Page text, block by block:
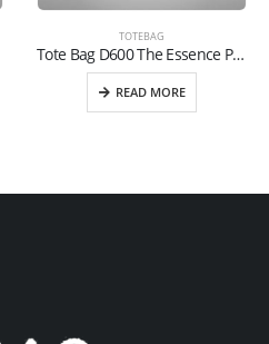
TOTEBAG
Tote Bag D600 The Essence Putih Orange
READ MORE